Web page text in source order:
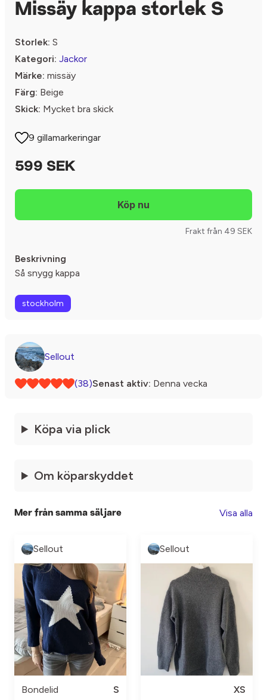
Missäy kappa storlek S
Storlek: S
Kategori: Jackor
Märke: missäy
Färg: Beige
Skick: Mycket bra skick
9 gillamarkeringar
599 SEK
Frakt från 49 SEK
Beskrivning
Så snygg kappa
stockholm
Sellout
(38)Senast aktiv: Denna vecka
Köpa via plick
Om köparskyddet
Mer från samma säljare Visa alla
Sellout
Bondelid S
Sellout
XS